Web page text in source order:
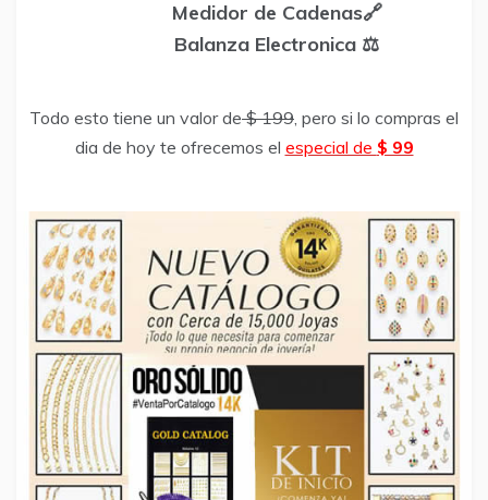
Medidor de Cadenas🔗
Balanza Electronica ⚖️
Todo esto tiene un valor de$ 199 , pero si lo compras el
dia de hoy te ofrecemos el especial de $ 99